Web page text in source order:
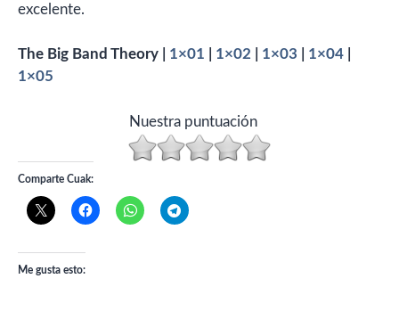
excelente.
The Big Band Theory | 1×01 1×02 1×03 1×04
1×05
Nuestra puntuación
Comparte Cuak:
Me gusta esto: